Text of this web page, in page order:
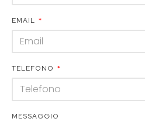
EMAIL
TELEFONO
MESSAGGIO